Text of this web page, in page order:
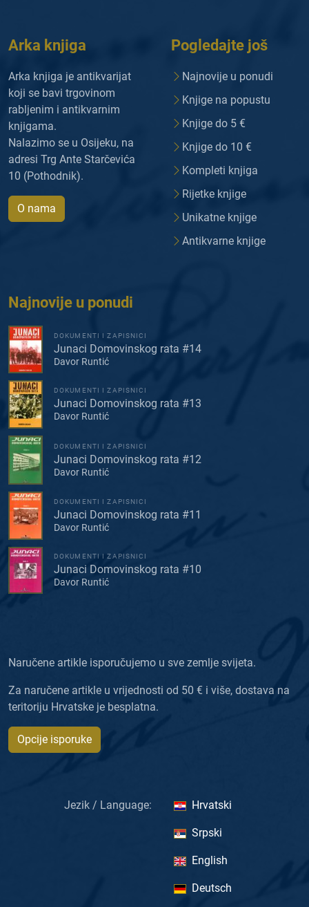
Arka knjiga
Arka knjiga je antikvarijat
koji se bavi trgovinom
rabljenim i antikvarnim
knjigama.
Nalazimo se u Osijeku, na
adresi Trg Ante Starčevića
10 (Pothodnik).
O nama
Pogledajte još
Najnovije u ponudi
Knjige na popustu
Knjige do 5 €
Knjige do 10 €
Kompleti knjiga
Rijetke knjige
Unikatne knjige
Antikvarne knjige
Najnovije u ponudi
DOKUMENTI I ZAPISNICI
Junaci Domovinskog rata #14
Davor Runtić
DOKUMENTI I ZAPISNICI
Junaci Domovinskog rata #13
Davor Runtić
DOKUMENTI I ZAPISNICI
Junaci Domovinskog rata #12
Davor Runtić
DOKUMENTI I ZAPISNICI
Junaci Domovinskog rata #11
Davor Runtić
DOKUMENTI I ZAPISNICI
Junaci Domovinskog rata #10
Davor Runtić
Naručene artikle isporučujemo u sve zemlje svijeta.
Za naručene artikle u vrijednosti od 50 € i više, dostava na
teritoriju Hrvatske je besplatna.
Opcije isporuke
Jezik / Language: Hrvatski
Srpski
English
Deutsch